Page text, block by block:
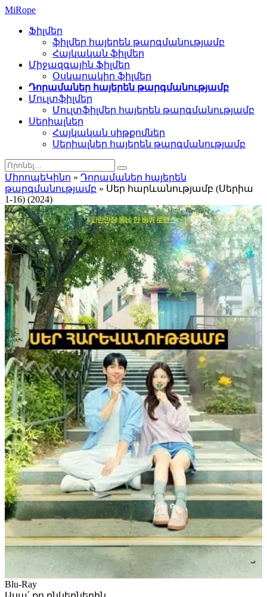
MiRope
Ֆիլմեր
ֆիլմեր հայերեն թարգմանությամբ
Հայկական ֆիլմեր
Միջազգային Ֆիլմեր
Օսկարակիր ֆիլմեր
Դորամաներ հայերեն թարգմանությամբ
Մուլտֆիլմեր
Մուլտֆիլմեր հայերեն թարգմանությամբ
Սերիալներ
Հայկական սիթքոմներ
Սերիալներ հայերեն թարգմանությամբ
ՄիրոպեԿինո » Դորամաներ հայերեն
թարգմանությամբ » Սեր հարևանությամբ (Սերիա
1-16) (2024)
Blu-Ray